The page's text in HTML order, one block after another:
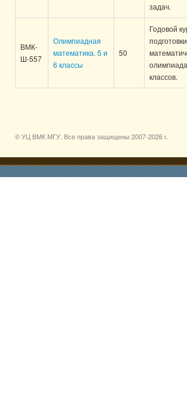
задач.
ВМК-
Ш-557
Олимпиадная
математика. 5 и
6 классы
50
Годовой
классов.
© УЦ ВМК МГУ. Все права защищены 2007-2026 г.